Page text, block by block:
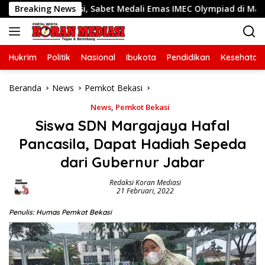
Langsung
ke
konten
Breaking News
Bekasi, Sabet Medali Emas IMEC Olympiad di Malaysia
Hukrim Politik Nasional Ibukota Pendidikan Kesehatan
Beranda News Pemkot Bekasi
News, Pemkot Bekasi
Siswa SDN Margajaya Hafal
Pancasila, Dapat Hadiah Sepeda
dari Gubernur Jabar
Redaksi Koran Mediasi
21 Februari, 2022
Penulis: Humas Pemkot Bekasi